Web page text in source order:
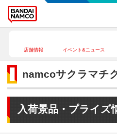
店舗情報 イベント&ニュース
namcoサクラマチ
入荷景品・プライズ